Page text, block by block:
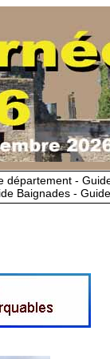
département -
Baignades -